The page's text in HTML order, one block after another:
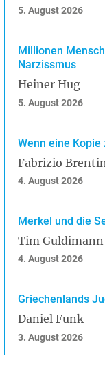
5. August 2026
Millionen
Narzissmus
Heiner Hug
5. August 2026
Wenn eine
Fabrizio
4. August 2026
Merkel und die
Tim Guldimann
4. August 2026
Griechenlands
Daniel Funk
3. August 2026